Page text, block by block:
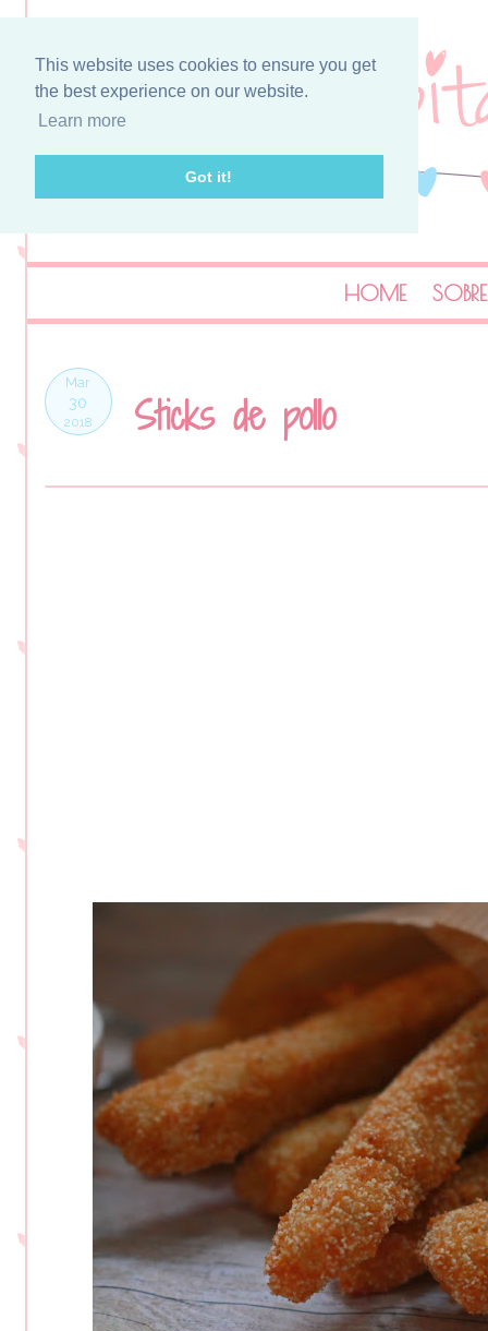
This website uses cookies to ensure you get
the best experience on our website.
Learn more
Got it!
HOME
Mar
30
2018 Sticks de pollo